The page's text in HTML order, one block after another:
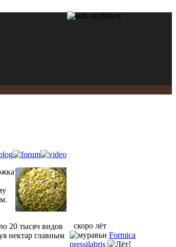
20 тысяч видов
нектар главным
скоро лёт
Formica
pressilabris